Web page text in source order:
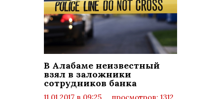
В Алабаме неизвестный
взял в заложники
сотрудников банка